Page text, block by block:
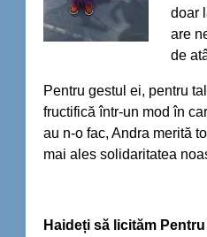
doar
are
de
Pentru gestul ei, pentru
fructifică într-un mod în
au n-o fac, Andra merită
mai ales solidaritatea
Haideți să licităm